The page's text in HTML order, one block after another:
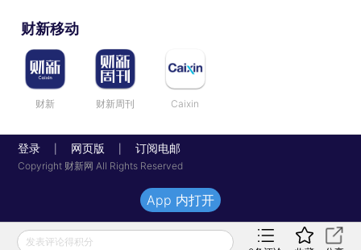
财新移动
财新 财新周刊 Caixin
登录 网页版 订阅电邮
Copyright 财新网 All Rights Reserved
发表评论得积分
App 内打开